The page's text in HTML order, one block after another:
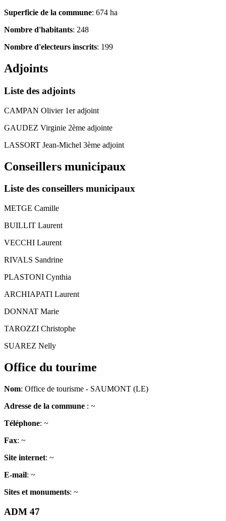
Superficie de la commune: 674 ha
Nombre d'habitants: 248
Nombre d'electeurs inscrits: 199
Adjoints
Liste des adjoints
CAMPAN Olivier 1er adjoint
GAUDEZ Virginie 2ème adjointe
LASSORT Jean-Michel 3ème adjoint
Conseillers municipaux
Liste des conseillers municipaux
METGE Camille
BUILLIT Laurent
VECCHI Laurent
RIVALS Sandrine
PLASTONI Cynthia
ARCHIAPATI Laurent
DONNAT Marie
TAROZZI Christophe
SUAREZ Nelly
Office du tourime
Nom: Office de tourisme - SAUMONT (LE)
Adresse de la commune : ~
Téléphone: ~
Fax: ~
Site internet: ~
E-mail: ~
Sites et monuments: ~
ADM 47